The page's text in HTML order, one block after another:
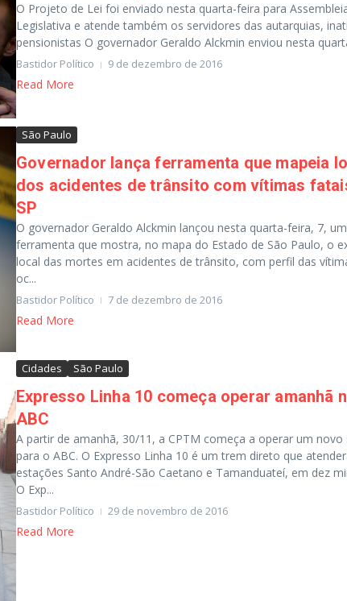
O Projeto de Lei foi enviado nesta quarta-feira para
Legislativa e atende também os servidores das autarquias,
pensionistas O governador Geraldo Alckmin enviou nesta
Bastidor Político 9 de dezembro de 2016
Read More
São Paulo
Governador lança ferramenta que mapeia
dos acidentes de trânsito com vítimas
SP
O governador Geraldo Alckmin lançou nesta quarta-feira, 7,
ferramenta que mostra, no mapa do Estado de São Paulo, o
local das mortes em acidentes de trânsito, com perfil das
oc...
Bastidor Político 7 de dezembro de 2016
Read More
Cidades São Paulo
Expresso Linha 10 começa operar amanhã
ABC
A partir de amanhã, 30/11, a CPTM começa a operar um novo
para o ABC. O Expresso Linha 10 é um trem direto que
estações Santo André-São Caetano e Tamanduateí, em dez
O Exp...
Bastidor Político 29 de novembro de 2016
Read More